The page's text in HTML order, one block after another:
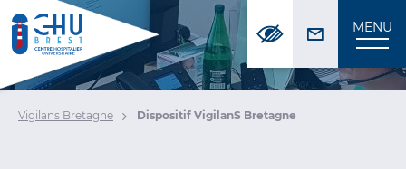
MENU
Vigilans Bretagne Dispositif VigilanS Bretagne
Panneau de gestion des cookies